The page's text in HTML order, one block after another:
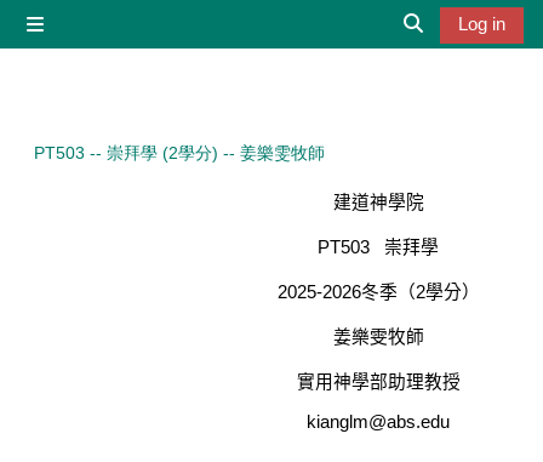
Log in
PT503 -- 崇拜學 (2學分) -- 姜樂雯牧師
建道神學院
PT503 崇拜學
2025-2026冬季（2學分）
姜樂雯牧師
實用神學部助理教授
kianglm@abs.edu